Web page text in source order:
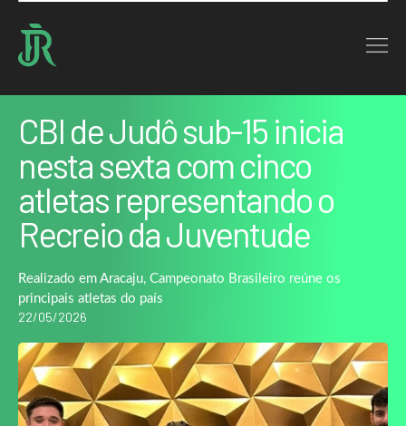
Home : Noticias : CBI de Judô sub-15 inicia nesta sexta com cinco atletas…
CBI de Judô sub-15 inicia
nesta sexta com cinco
atletas representando o
Recreio da Juventude
Realizado em Aracaju, Campeonato Brasileiro reúne os
principais atletas do país
22/05/2026